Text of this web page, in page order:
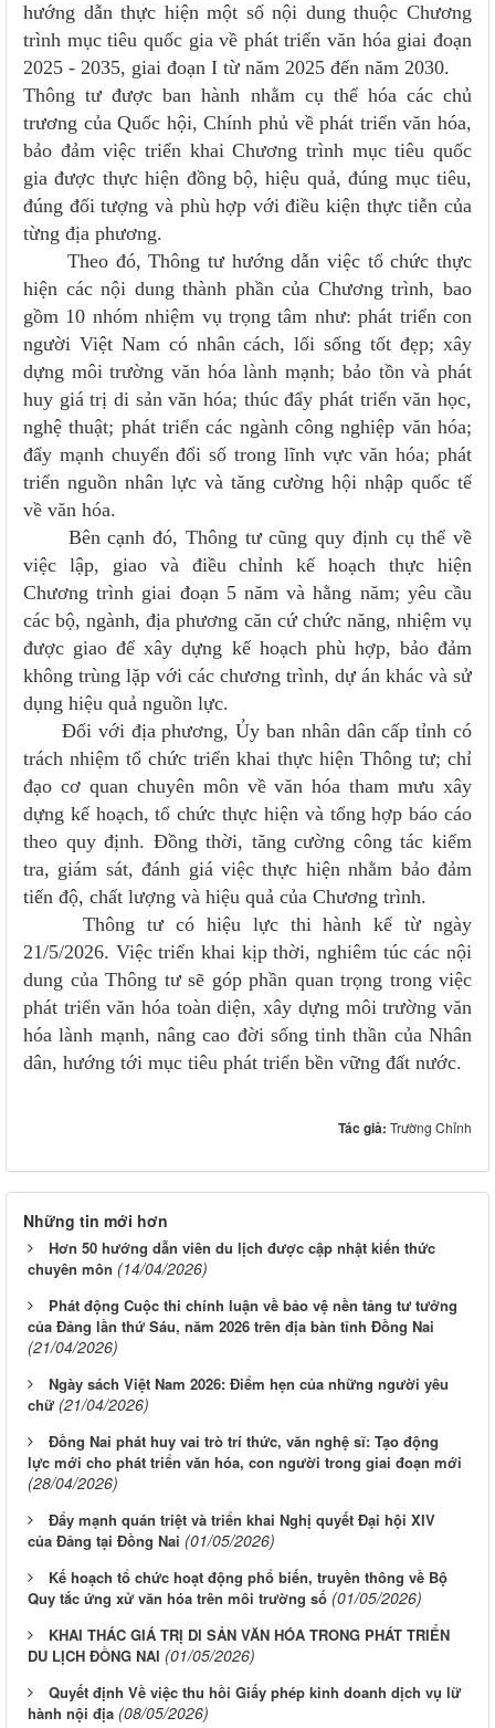
hướng dẫn thực hiện một số nội dung thuộc Chương
trình mục tiêu quốc gia về phát triển văn hóa giai đoạn
2025 - 2035, giai đoạn I từ năm 2025 đến năm 2030.
Thông tư được ban hành nhằm cụ thể hóa các chủ
trương của Quốc hội, Chính phủ về phát triển văn hóa,
bảo đảm việc triển khai Chương trình mục tiêu quốc
gia được thực hiện đồng bộ, hiệu quả, đúng mục tiêu,
đúng đối tượng và phù hợp với điều kiện thực tiễn của
từng địa phương.
Theo đó, Thông tư hướng dẫn việc tổ chức thực
hiện các nội dung thành phần của Chương trình, bao
gồm 10 nhóm nhiệm vụ trọng tâm như: phát triển con
người Việt Nam có nhân cách, lối sống tốt đẹp; xây
dựng môi trường văn hóa lành mạnh; bảo tồn và phát
huy giá trị di sản văn hóa; thúc đẩy phát triển văn học,
nghệ thuật; phát triển các ngành công nghiệp văn hóa;
đẩy mạnh chuyển đổi số trong lĩnh vực văn hóa; phát
triển nguồn nhân lực và tăng cường hội nhập quốc tế
về văn hóa.
Bên cạnh đó, Thông tư cũng quy định cụ thể về
việc lập, giao và điều chỉnh kế hoạch thực hiện
Chương trình giai đoạn 5 năm và hằng năm; yêu cầu
các bộ, ngành, địa phương căn cứ chức năng, nhiệm vụ
được giao để xây dựng kế hoạch phù hợp, bảo đảm
không trùng lặp với các chương trình, dự án khác và sử
dụng hiệu quả nguồn lực.
Đối với địa phương, Ủy ban nhân dân cấp tỉnh có
trách nhiệm tổ chức triển khai thực hiện Thông tư; chỉ
đạo cơ quan chuyên môn về văn hóa tham mưu xây
dựng kế hoạch, tổ chức thực hiện và tổng hợp báo cáo
theo quy định. Đồng thời, tăng cường công tác kiểm
tra, giám sát, đánh giá việc thực hiện nhằm bảo đảm
tiến độ, chất lượng và hiệu quả của Chương trình.
Thông tư có hiệu lực thi hành kể từ ngày
21/5/2026. Việc triển khai kịp thời, nghiêm túc các nội
dung của Thông tư sẽ góp phần quan trọng trong việc
phát triển văn hóa toàn diện, xây dựng môi trường văn
hóa lành mạnh, nâng cao đời sống tinh thần của Nhân
dân, hướng tới mục tiêu phát triển bền vững đất nước.
Tác giả: Trường Chỉnh
Những tin mới hơn
Hơn 50 hướng dẫn viên du lịch được cập nhật kiến thức
chuyên môn (14/04/2026)
Phát động Cuộc thi chính luận về bảo vệ nền tảng tư tưởng
của Đảng lần thứ Sáu, năm 2026 trên địa bàn tỉnh Đồng Nai
(21/04/2026)
Ngày sách Việt Nam 2026: Điểm hẹn của những người yêu
chữ (21/04/2026)
Đồng Nai phát huy vai trò trí thức, văn nghệ sĩ: Tạo động
lực mới cho phát triển văn hóa, con người trong giai đoạn mới
(28/04/2026)
Đẩy mạnh quán triệt và triển khai Nghị quyết Đại hội XIV
của Đảng tại Đồng Nai (01/05/2026)
Kế hoạch tổ chức hoạt động phổ biến, truyền thông về Bộ
Quy tắc ứng xử văn hóa trên môi trường số (01/05/2026)
KHAI THÁC GIÁ TRỊ DI SẢN VĂN HÓA TRONG PHÁT TRIỂN
DU LỊCH ĐỒNG NAI (01/05/2026)
Quyết định Về việc thu hồi Giấy phép kinh doanh dịch vụ lữ
hành nội địa (08/05/2026)